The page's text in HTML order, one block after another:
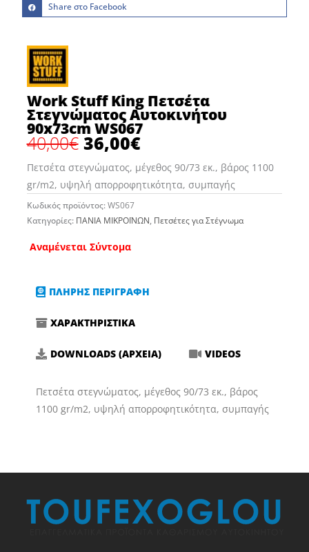
Share στο Facebook
Work Stuff King Πετσέτα
Στεγνώματος Αυτοκινήτου
90x73cm WS067
40,00€ Original
price
was:
40,00€.
36,00€Η
τρέχουσα
τιμή
είναι:
36,00€.
Πετσέτα στεγνώματος, μέγεθος 90/73 εκ., βάρος 1100
gr/m2, υψηλή απορροφητικότητα, συμπαγής
Κωδικός προϊόντος:WS067
Κατηγορίες: ΠΑΝΙΑ ΜΙΚΡΟΪΝΩΝ, Πετσέτες για Στέγνωμα
Αναμένεται Σύντομα
ΠΛΗΡΗΣ ΠΕΡΙΓΡΑΦΗ
ΧΑΡΑΚΤΗΡΙΣΤΙΚΑ
DOWNLOADS (ΑΡΧΕΙΑ) VIDEOS
Πετσέτα στεγνώματος, μέγεθος 90/73 εκ., βάρος
1100 gr/m2, υψηλή απορροφητικότητα, συμπαγής